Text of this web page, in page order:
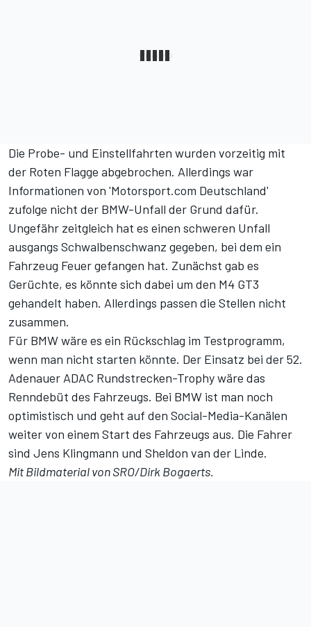
Die Probe- und Einstellfahrten wurden vorzeitig mit
der Roten Flagge abgebrochen. Allerdings war
Informationen von 'Motorsport.com Deutschland'
zufolge nicht der BMW-Unfall der Grund dafür.
Ungefähr zeitgleich hat es einen schweren Unfall
ausgangs Schwalbenschwanz gegeben, bei dem ein
Fahrzeug Feuer gefangen hat. Zunächst gab es
Gerüchte, es könnte sich dabei um den M4 GT3
gehandelt haben. Allerdings passen die Stellen nicht
zusammen.
Für BMW wäre es ein Rückschlag im Testprogramm,
wenn man nicht starten könnte. Der Einsatz bei der 52.
Adenauer ADAC Rundstrecken-Trophy wäre das
Renndebüt des Fahrzeugs. Bei BMW ist man noch
optimistisch und geht auf den Social-Media-Kanälen
weiter von einem Start des Fahrzeugs aus. Die Fahrer
sind Jens Klingmann und Sheldon van der Linde.
Mit Bildmaterial von SRO/Dirk Bogaerts.